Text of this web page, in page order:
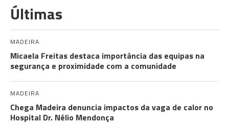
Últimas
MADEIRA
Micaela Freitas destaca importância das equipas na
segurança e proximidade com a comunidade
MADEIRA
Chega Madeira denuncia impactos da vaga de calor no
Hospital Dr. Nélio Mendonça